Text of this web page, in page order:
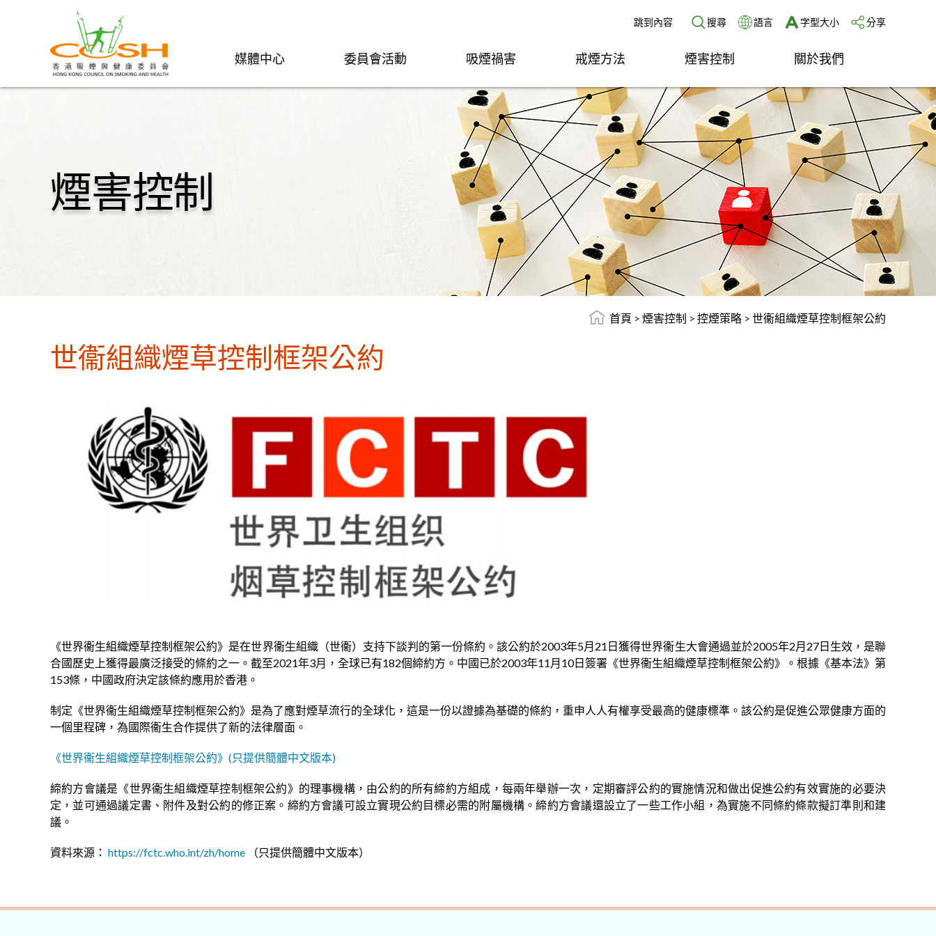
跳到內容 搜尋 語言 字型大小 分享
媒體中心 委員會活動 吸煙禍害 戒煙方法 煙害控制 關於我們
煙害控制
首頁 > 煙害控制 > 控煙策略 > 世衞組織煙草控制框架公約
世衞組織煙草控制框架公約
《世界衞生組織煙草控制框架公約》是在世界衞生組織（世衞）支持下談判的第一份條約。該公約於2003年5月21日獲得世界衞生大會通過並於2005年2月27日生效，是聯
合國歷史上獲得最廣泛接受的條約之一。截至2021年3月，全球已有182個締約方。中國已於2003年11月10日簽署《世界衞生組織煙草控制框架公約》。根據《基本法》第
153條，中國政府決定該條約應用於香港。
制定《世界衞生組織煙草控制框架公約》是為了應對煙草流行的全球化，這是一份以證據為基礎的條約，重申人人有權享受最高的健康標準。該公約是促進公眾健康方面的
一個里程碑，為國際衞生合作提供了新的法律層面。
《世界衞生組織煙草控制框架公約》(只提供簡體中文版本)
締約方會議是《世界衞生組織煙草控制框架公約》的理事機構，由公約的所有締約方組成，每兩年舉辦一次，定期審評公約的實施情況和做出促進公約有效實施的必要決
定，並可通過議定書、附件及對公約的修正案。締約方會議可設立實現公約目標必需的附屬機構。締約方會議還設立了一些工作小組，為實施不同條約條款擬訂準則和建
議。
資料來源： https://fctc.who.int/zh/home （只提供簡體中文版本）